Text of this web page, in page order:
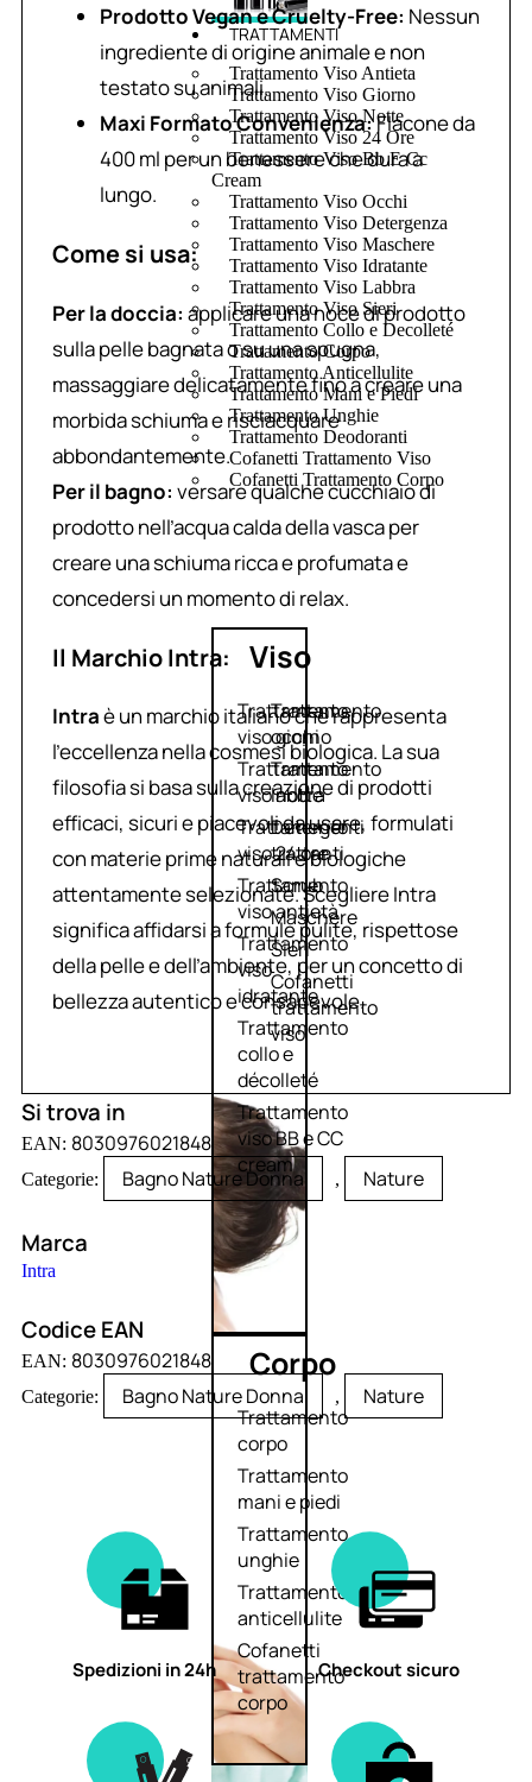
TRATTAMENTI
Trattamento Viso Antieta
Trattamento Viso Giorno
Trattamento Viso Notte
Trattamento Viso 24 Ore
Trattamento Viso Bb E Cc
Cream
Trattamento Viso Occhi
Trattamento Viso Detergenza
Trattamento Viso Maschere
Trattamento Viso Idratante
Trattamento Viso Labbra
Trattamento Viso Sieri
Trattamento Collo e Decolleté
Trattamento Corpo
Trattamento Anticellulite
Trattamento Mani e Piedi
Trattamento Unghie
Trattamento Deodoranti
Cofanetti Trattamento Viso
Cofanetti Trattamento Corpo
Viso
Trattamento
viso giorno
Trattamento
viso notte
Trattamento
viso 24 ore
Trattamento
viso antietà
Trattamento
viso
idratante
Trattamento
collo e
décolleté
Trattamento
viso BB e CC
cream
Trattamento
occhi
Trattamento
labbra
Detergenti
trattanti
Scrub
Maschere
Sieri
Cofanetti
trattamento
viso
Corpo
Trattamento
corpo
Trattamento
mani e piedi
Trattamento
unghie
Trattamento
anticellulite
Cofanetti
trattamento
corpo
Prodotto Vegan e Cruelty-Free: Nessun
ingrediente di origine animale e non
testato su animali.
Maxi Formato Convenienza:Flacone da
400 ml per un benessere che dura a
lungo.
Come si usa:
Per la doccia: applicare una noce di prodotto
sulla pelle bagnata o su una spugna,
massaggiare delicatamente fino a creare una
morbida schiuma e risciacquare
abbondantemente.
Per il bagno: versare qualche cucchiaio di
prodotto nell’acqua calda della vasca per
creare una schiuma ricca e profumata e
concedersi un momento di relax.
Il Marchio Intra:
Intraè un marchio italiano che rappresenta
l’eccellenza nella cosmesi biologica. La sua
filosofia si basa sulla creazione di prodotti
efficaci, sicuri e piacevoli da usare, formulati
con materie prime naturali e biologiche
attentamente selezionate. Scegliere Intra
significa affidarsi a formule pulite, rispettose
della pelle e dell’ambiente, per un concetto di
bellezza autentico e consapevole.
Si trova in
EAN: 8030976021848
Categorie: Bagno Nature Donna , Nature
Marca
Intra
Codice EAN
EAN: 8030976021848
Categorie: Bagno Nature Donna , Nature
Spedizioni in 24h Checkout sicuro